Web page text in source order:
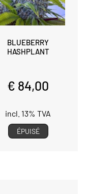
BLUEBERRY
HASHPLANT
€ 84,00
incl. 13% TVA
ÉPUISÉ